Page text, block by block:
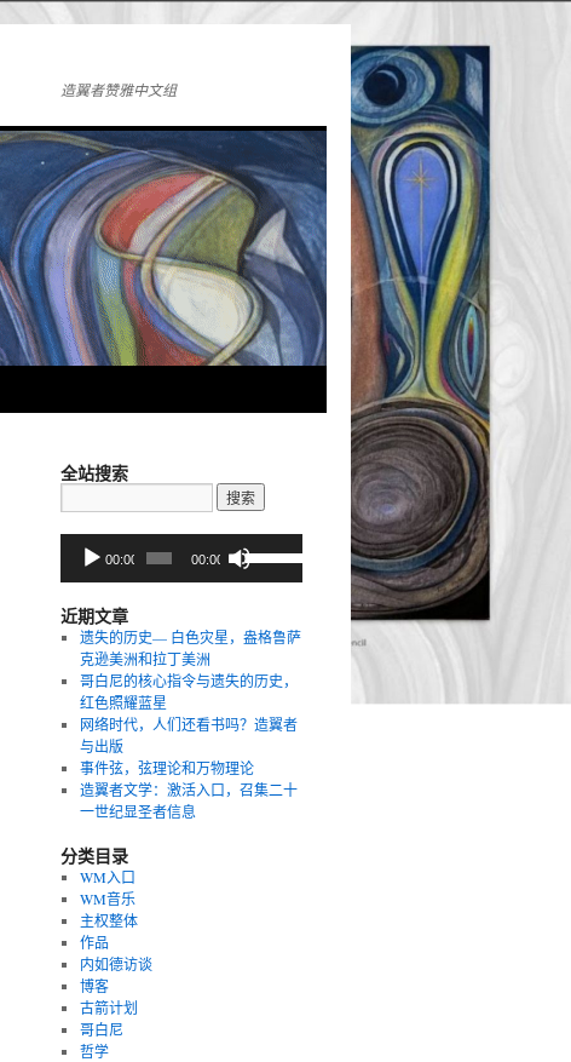
造翼者赞雅中文组
全站搜索
播
放
器
00:00 00:00
使
用
上/
箭
键
增
或
降
近期文章
遗失的历史— 白色灾星，盎格鲁萨
克逊美洲和拉丁美洲
哥白尼的核心指令与遗失的历史，
红色照耀蓝星
网络时代，人们还看书吗？造翼者
与出版
事件弦，弦理论和万物理论
造翼者文学：激活入口，召集二十
一世纪显圣者信息
分类目录
WM入口
WM音乐
主权整体
作品
内如德访谈
博客
古箭计划
哥白尼
哲学